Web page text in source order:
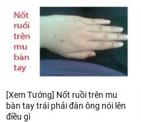
[Xem Tướng] Nốt ruồi trên mu
bàn tay trái phải đàn ông nói lên
điều gì